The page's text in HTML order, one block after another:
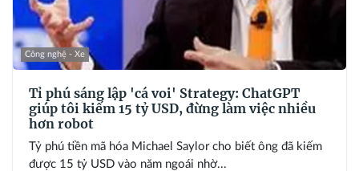
Công nghệ - Xe
Tỉ phú sáng lập 'cá voi' Strategy: ChatGPT
giúp tôi kiếm 15 tỷ USD, đừng làm việc nhiều
hơn robot
Tỷ phú tiền mã hóa Michael Saylor cho biết ông đã kiếm
được 15 tỷ USD vào năm ngoái nhờ...